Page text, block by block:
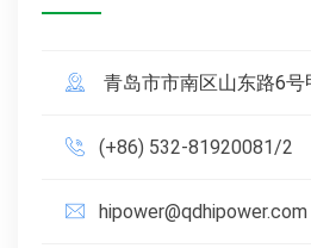
青岛市市南区山东路6号
(+86) 532-81920081/2
hipower@qdhipower.com